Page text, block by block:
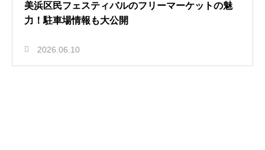
美浜区民フェスティバルのフリーマーケットの魅
力！駐車場情報も大公開
2026.06.10